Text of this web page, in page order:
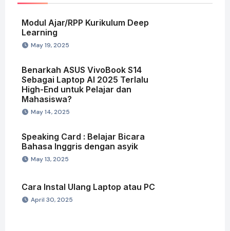
Modul Ajar/RPP Kurikulum Deep
Learning
May 19, 2025
Benarkah ASUS VivoBook S14
Sebagai Laptop AI 2025 Terlalu
High-End untuk Pelajar dan
Mahasiswa?
May 14, 2025
Speaking Card : Belajar Bicara
Bahasa Inggris dengan asyik
May 13, 2025
Cara Instal Ulang Laptop atau PC
April 30, 2025